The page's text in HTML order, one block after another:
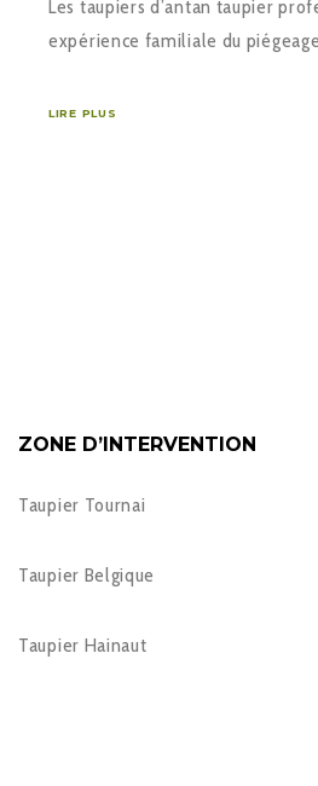
Les taupiers d’antan taupier
expérience familiale du
LIRE PLUS
ZONE D’INTERVENTION
Taupier Tournai
Taupier Belgique
Taupier Hainaut